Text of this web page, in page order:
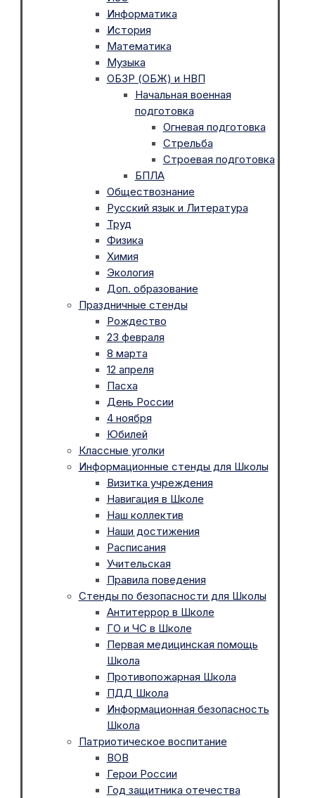
Информатика
История
Математика
Музыка
ОБЗР (ОБЖ) и НВП
Начальная военная
подготовка
Огневая подготовка
Стрельба
Строевая подготовка
БПЛА
Обществознание
Русский язык и Литература
Труд
Физика
Химия
Экология
Доп. образование
Праздничные стенды
Рождество
23 февраля
8 марта
12 апреля
Пасха
День России
4 ноября
Юбилей
Классные уголки
Информационные стенды для Школы
Визитка учреждения
Навигация в Школе
Наш коллектив
Наши достижения
Расписания
Учительская
Правила поведения
Стенды по безопасности для Школы
Антитеррор в Школе
ГО и ЧС в Школе
Первая медицинская помощь
Школа
Противопожарная Школа
ПДД Школа
Информационная безопасность
Школа
Патриотическое воспитание
ВОВ
Герои России
Год защитника отечества